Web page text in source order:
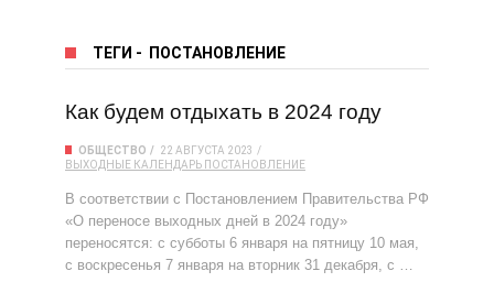
ТЕГИ - ПОСТАНОВЛЕНИЕ
Как будем отдыхать в 2024 году
ОБЩЕСТВО
22 АВГУСТА 2023
ВЫХОДНЫЕ КАЛЕНДАРЬ ПОСТАНОВЛЕНИЕ
В соответствии с Постановлением Правительства РФ
«О переносе выходных дней в 2024 году»
переносятся: с субботы 6 января на пятницу 10 мая,
с воскресенья 7 января на вторник 31 декабря, с …